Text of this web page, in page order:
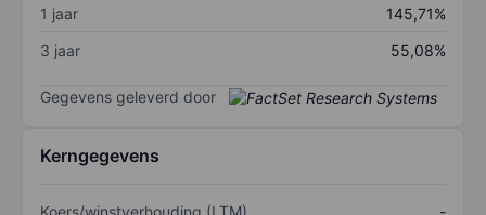
1 jaar
145,71%
3 jaar
55,08%
Gegevens geleverd door
Kerngegevens